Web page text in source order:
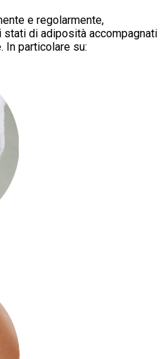
e regolarmente,
di adiposità accompagnati
In particolare su: